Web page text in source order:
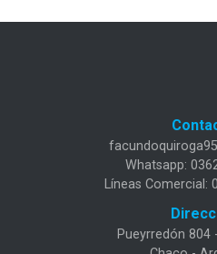
Whatsapp:
Líneas Comercial:
Pueyrredón 804